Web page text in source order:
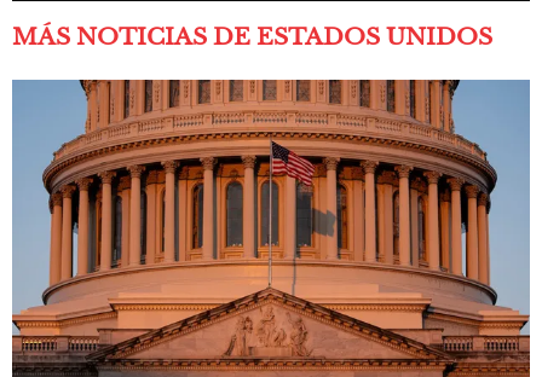
MÁS NOTICIAS DE ESTADOS UNIDOS